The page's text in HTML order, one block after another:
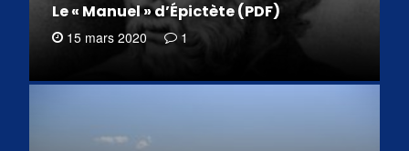
Le « Manuel » d’Épictète (PDF)
15 mars 2020 1